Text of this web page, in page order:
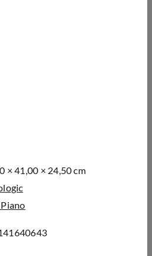
× 41,00 × 24,50 cm